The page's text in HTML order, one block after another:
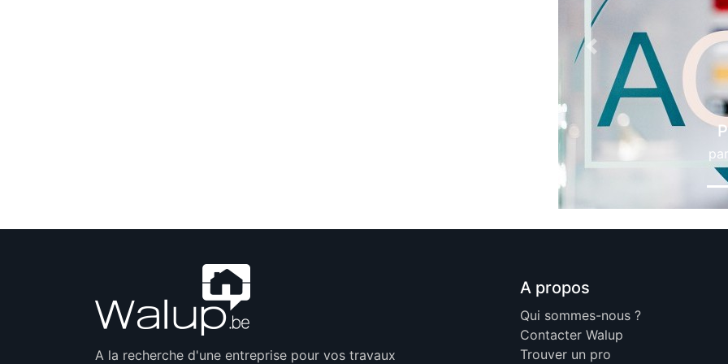
Portes en verre
Previous
A la recherche d'une entreprise pour vos travaux
A propos
Qui sommes-nous ?
Contacter Walup
Trouver un pro